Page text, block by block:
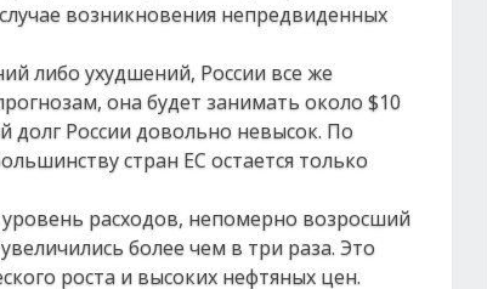
возникновения непредвиденных
либо ухудшений, России все же
она будет занимать около $10
долг России довольно невысок. По
стран ЕС остается только
уровень расходов, непомерно возросший
более чем в три раза. Это
роста и высоких нефтяных цен.